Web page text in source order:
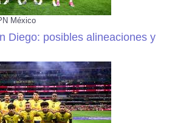
México
Diego: posibles alineaciones y